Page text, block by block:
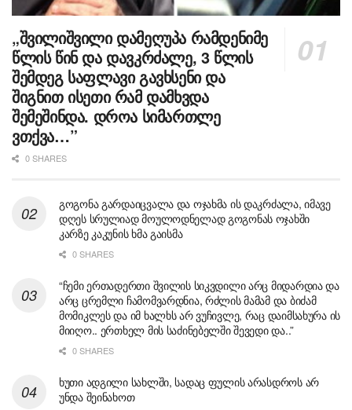
„შვილიშვილი დამეღუპა რამდენიმე
წლის წინ და დავკრძალე, 3 წლის
შემდეგ საფლავი გავხსენი და
შიგნით ისეთი რამ დამხვდა
შემეშინდა. დროა სიმართლე
ვთქვა…”
0 SHARES
გოგონა გარდაიცვალა და ოჯახმა ის დაკრძალა, იმავე
დღეს სრულიად მოულოდნელად გოგონას ოჯახში
კარზე კაკუნის ხმა გაისმა
0 SHARES
“ჩემი ერთადერთი შვილის სიკვდილი არც მიდარდია და
არც ცრემლი ჩამომვარდნია, რძლის მამამ და ბიძამ
მომიკლეს და იმ ხალხს არ ვუჩივლე, რაც დაიმსახურა ის
მიიღო.. ერთხელ მის საძინებელში შევედი და..”
0 SHARES
ხუთი ადგილი სახლში, სადაც ფულის არასდროს არ
უნდა შეინახოთ